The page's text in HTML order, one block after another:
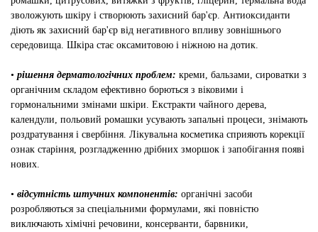
зволожують шкіру і створюють захисний бар'єр. Антиоксиданти
діють як захисний бар'єр від негативного впливу зовнішнього
середовища. Шкіра стає оксамитовою і ніжною на дотик.
• рішення дерматологічних проблем: креми, бальзами, сироватки з
органічним складом ефективно борються з віковими і
гормональними змінами шкіри. Екстракти чайного дерева,
календули, польовий ромашки усувають запальні процеси, знімають
роздратування і свербіння. Лікувальна косметика сприяють корекції
ознак старіння, розгладженню дрібних зморшок і запобігання появі
нових.
• відсутність штучних компонентів: органічні засоби
розробляються за спеціальними формулами, які повністю
виключають хімічні речовини, консерванти, барвники,